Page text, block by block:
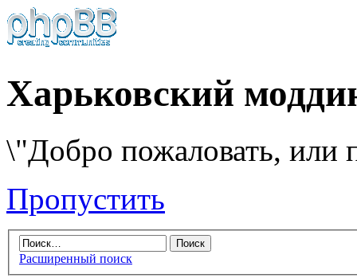
Харьковский
\"Добро пожаловать, или
Пропустить
Расширенный поиск